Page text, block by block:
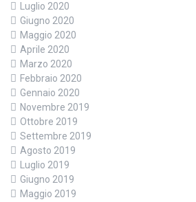
Luglio 2020
Giugno 2020
Maggio 2020
Aprile 2020
Marzo 2020
Febbraio 2020
Gennaio 2020
Novembre 2019
Ottobre 2019
Settembre 2019
Agosto 2019
Luglio 2019
Giugno 2019
Maggio 2019